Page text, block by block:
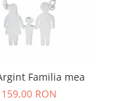
Familia mea
159,00 RON